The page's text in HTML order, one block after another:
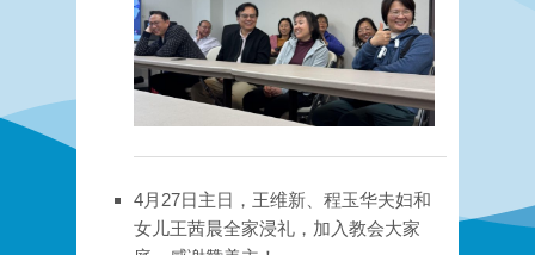
4月27日主日，王维新、程玉华夫妇和
女儿王茜晨全家浸礼，加入教会大家